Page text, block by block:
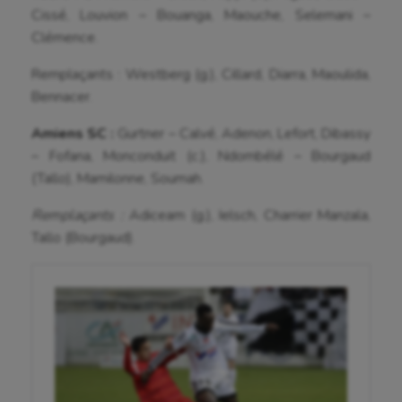
Roller-derby
Sport adapté
Sport handicap
Sport-entreprise
Tir
Tir à l'arc
Triathlon
Cissé, Louvion – Bouanga, Maouche, Selemani –
Clémence.
Remplaçants : Westberg (g.), Cillard, Diarra, Maoulida,
Bennacer.
Amiens SC :
Gurtner – Calvé, Adenon, Lefort, Dibassy
– Fofana, Monconduit (c.), Ndombélé – Bourgaud
(Tallo), Mamilonne, Soumah.
Remplaçants :
Adiceam (g.), Ielsch, Charrier Manzala,
Tallo (Bourgaud).